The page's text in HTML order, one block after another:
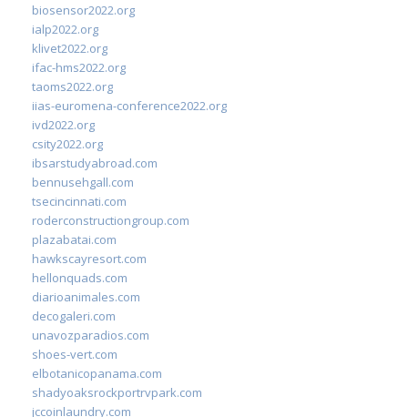
biosensor2022.org
ialp2022.org
klivet2022.org
ifac-hms2022.org
taoms2022.org
iias-euromena-conference2022.org
ivd2022.org
csity2022.org
ibsarstudyabroad.com
bennusehgall.com
tsecincinnati.com
roderconstructiongroup.com
plazabatai.com
hawkscayresort.com
hellonquads.com
diarioanimales.com
decogaleri.com
unavozparadios.com
shoes-vert.com
elbotanicopanama.com
shadyoaksrockportrvpark.com
jccoinlaundry.com